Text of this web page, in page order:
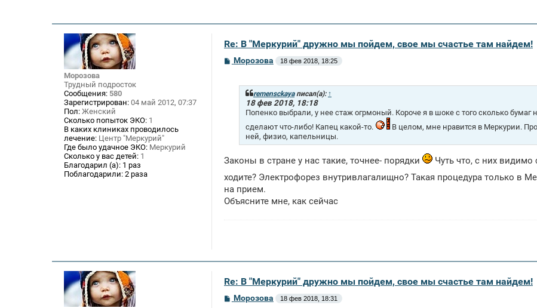
Морозова
Трудный подросток
Сообщения: 580
Зарегистрирован: 04 май 2012, 07:37
Пол: Женский
Сколько попыток ЭКО: 1
В каких клиниках проводилось
лечение: Центр "Меркурий"
Где было удачное ЭКО: Меркурий
Сколько у вас детей: 1
Благодарил (а): 1 раз
Поблагодарили: 2 раза
Re: В "Меркурий" дружно мы пойдем, свое мы счастье там найдем!
СМорозова 18 фев 2018, 18:25
remensckayaписал(а): ↑
18 фев 2018, 18:18
Попенко выбрали, у нее стаж огрмоный. Короче я в шоке с того сколько
сделают что-либо! Капец какой-то.
В целом, мне нравится в Меркурии.
ней, физио, капельницы.
Законы в стране у нас такие, точнее- порядки
Чуть что, с них
ходите? Электрофорез внутривлагалищно? Такая процедура только в
на прием.
Объясните мне, как сейчас
Re: В "Меркурий" дружно мы пойдем, свое мы счастье там найдем!
СМорозова 18 фев 2018, 18:31